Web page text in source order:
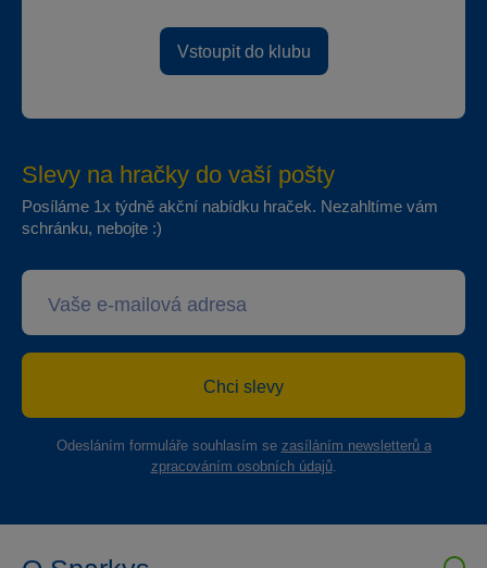
Vstoupit do klubu
Slevy na hračky do vaší pošty
Posíláme 1x týdně akční nabídku hraček. Nezahltíme vám
schránku, nebojte :)
Chci slevy
Odesláním formuláře souhlasím se zasíláním newsletterů a
zpracováním osobních údajů.